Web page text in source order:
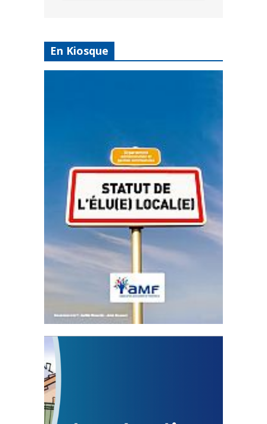
En Kiosque
Statut de l’élu local
3 avril 2024
Mise à jour avril 2024
FEUILLETER